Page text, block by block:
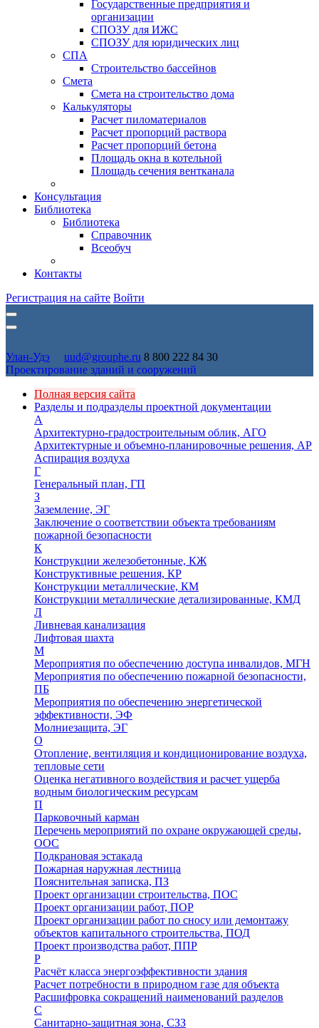
Государственные предприятия и
организации
СПОЗУ для ИЖС
СПОЗУ для юридических лиц
СПА
Строительство бассейнов
Смета
Смета на строительство дома
Калькуляторы
Расчет пиломатериалов
Расчет пропорций раствора
Расчет пропорций бетона
Площадь окна в котельной
Площадь сечения вентканала
Консультация
Библиотека
Библиотека
Справочник
Всеобуч
Контакты
Регистрация на сайте Войти
Улан-Удэ uud@grouphe.ru 8 800 222 84 30
Проектирование зданий и сооружений
Полная версия сайта
Разделы и подразделы проектной документации
А
Архитектурно-градостроительным облик, АГО
Архитектурные и объемно-планировочные решения, АР
Аспирация воздуха
Г
Генеральный план, ГП
З
Заземление, ЭГ
Заключение о соответствии объекта требованиям
пожарной безопасности
К
Конструкции железобетонные, КЖ
Конструктивные решения, КР
Конструкции металлические, КМ
Конструкции металлические детализированные, КМД
Л
Ливневая канализация
Лифтовая шахта
М
Мероприятия по обеспечению доступа инвалидов, МГН
Мероприятия по обеспечению пожарной безопасности,
ПБ
Мероприятия по обеспечению энергетической
эффективности, ЭФ
Молниезащита, ЭГ
О
Отопление, вентиляция и кондиционирование воздуха,
тепловые сети
Оценка негативного воздействия и расчет ущерба
водным биологическим ресурсам
П
Парковочный карман
Перечень мероприятий по охране окружающей среды,
ООС
Подкрановая эстакада
Пожарная наружная лестница
Пояснительная записка, ПЗ
Проект организации строительства, ПОС
Проект организации работ, ПОР
Проект организации работ по сносу или демонтажу
объектов капитального строительства, ПОД
Проект производства работ, ППР
Р
Расчёт класса энергоэффективности здания
Расчет потребности в природном газе для объекта
Расшифровка сокращений наименований разделов
С
Санитарно-защитная зона, СЗЗ